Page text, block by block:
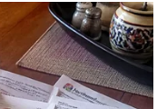
sự - Quốc phòng
khí